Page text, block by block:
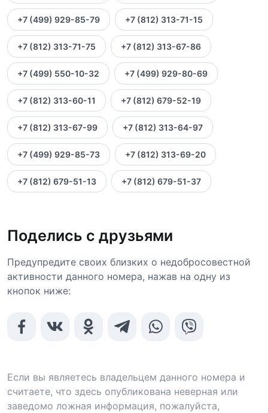
+7 (499) 929-85-79 +7 (812) 313-71-15
+7 (812) 313-71-75 +7 (812) 313-67-86
+7 (499) 550-10-32 +7 (499) 929-80-69
+7 (812) 313-60-11 +7 (812) 679-52-19
+7 (812) 313-67-99 +7 (812) 313-64-97
+7 (499) 929-85-73 +7 (812) 313-69-20
+7 (812) 679-51-13 +7 (812) 679-51-37
Поделись с друзьями
Предупредите своих близких о недобросовестной
активности данного номера, нажав на одну из
кнопок ниже:
Если вы являетесь владельцем данного номера и
считаете, что здесь опубликована неверная или
заведомо ложная информация, пожалуйста,